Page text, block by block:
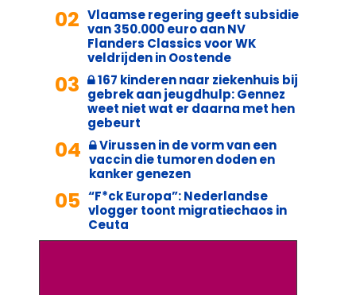
02 Vlaamse regering geeft subsidie
van 350.000 euro aan NV
Flanders Classics voor WK
veldrijden in Oostende
03
167 kinderen naar ziekenhuis bij
gebrek aan jeugdhulp: Gennez
weet niet wat er daarna met hen
gebeurt
04
Virussen in de vorm van een
vaccin die tumoren doden en
kanker genezen
05 “F*ck Europa”: Nederlandse
vlogger toont migratiechaos in
Ceuta